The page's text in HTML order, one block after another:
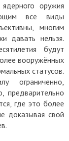
оружия
все виды
многим
давать нельзя.
будут
вооружённых
статусов.
ограниченно,
предварительно
где это более
доказывая свой